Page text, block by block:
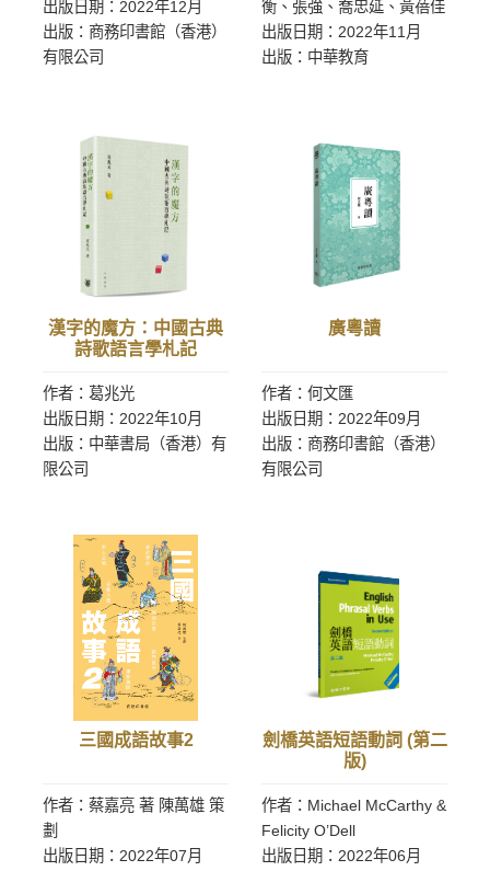
出版日期：2022年12月
出版：商務印書館（香港）
有限公司
衡、張強、喬忠延、黃蓓佳
出版日期：2022年11月
出版：中華教育
漢字的魔方：中國古典
詩歌語言學札記
作者：葛兆光
出版日期：2022年10月
出版：中華書局（香港）有
限公司
廣粵讀
作者：何文匯
出版日期：2022年09月
出版：商務印書館（香港）
有限公司
三國成語故事2
作者：蔡嘉亮 著 陳萬雄 策
劃
出版日期：2022年07月
劍橋英語短語動詞 (第二
版)
作者：Michael McCarthy &
Felicity O’Dell
出版日期：2022年06月